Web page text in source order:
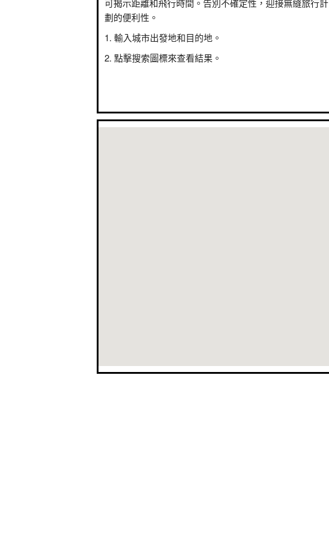
可揭示距離和飛行時間。告別不確定性，迎接無縫旅行計
劃的便利性。
輸入城市出發地和目的地。
點擊搜索圖標來查看結果。